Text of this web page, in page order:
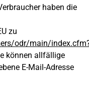
haben die
zu
odr/main/
können allfällige
E-Mail-Adresse